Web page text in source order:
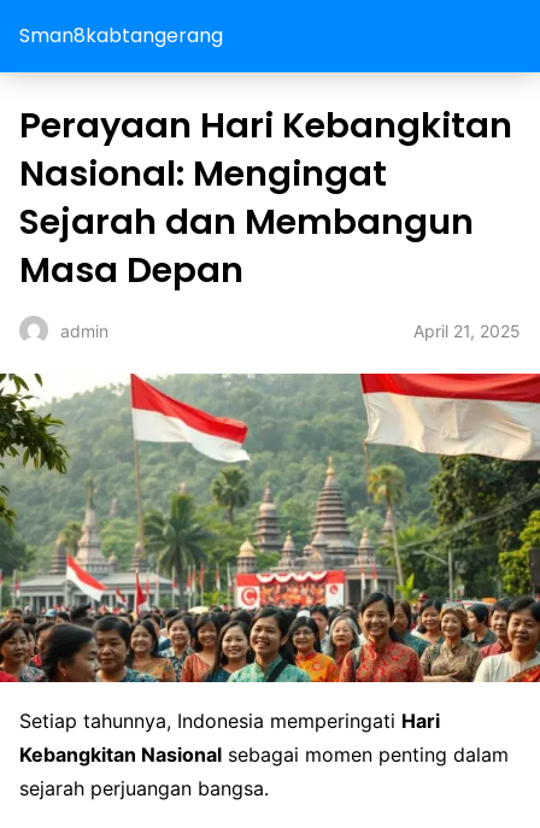
Sman8kabtangerang
Perayaan Hari Kebangkitan
Nasional: Mengingat
Sejarah dan Membangun
Masa Depan
admin April 21, 2025
Setiap tahunnya, Indonesia memperingati Hari
Kebangkitan Nasional sebagai momen penting dalam
sejarah perjuangan bangsa.